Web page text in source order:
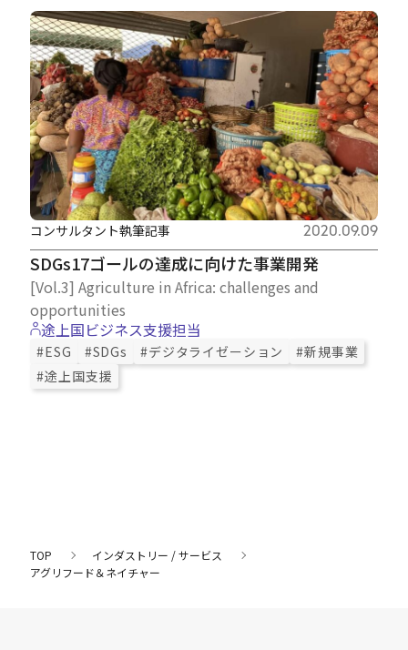
SDGs17ゴールの達成に向けた事業開発
[Vol.3] Agriculture in Africa: challenges and
opportunities
コンサルタント執筆記事 2020.09.09
途上国ビジネス支援担当
#ESG #SDGs #デジタライゼーション
#新規事業
#途上国支援
TOP
インダストリー / サービス
アグリフード＆ネイチャー